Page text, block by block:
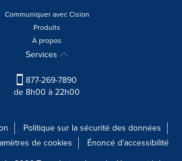
Communiquer avec Cision
Produits
À propos
Services
877-269-7890
de 8h00 à 22h00
Politique sur la sécurité des données
de cookies
Énoncé d'accessibilité